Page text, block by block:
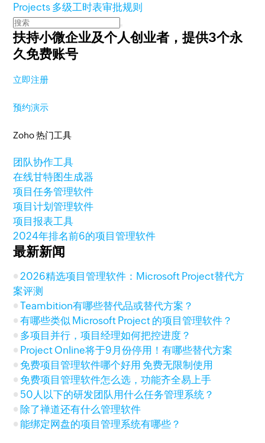
Projects 多级工时表审批规则
扶持小微企业及个人创业者，提供3个永
久免费账号
立即注册
预约演示
Zoho 热门工具
团队协作工具
在线甘特图生成器
项目任务管理软件
项目计划管理软件
项目报表工具
2024年排名前6的项目管理软件
最新新闻
2026精选项目管理软件：Microsoft Project替代方
案评测
Teambition有哪些替代品或替代方案？
有哪些类似 Microsoft Project 的项目管理软件？
多项目并行，项目经理如何把控进度？
Project Online将于9月份停用！有哪些替代方案
免费项目管理软件哪个好用 免费无限制使用
免费项目管理软件怎么选，功能齐全易上手
50人以下的研发团队用什么任务管理系统？
除了禅道还有什么管理软件
能绑定网盘的项目管理系统有哪些？